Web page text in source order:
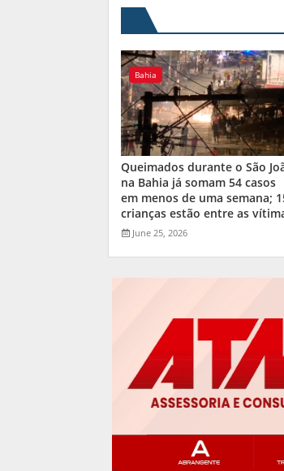
Bahia
Queimados durante o São
na Bahia já somam 54 casos
em menos de uma semana;
crianças estão entre as
June 25, 2026